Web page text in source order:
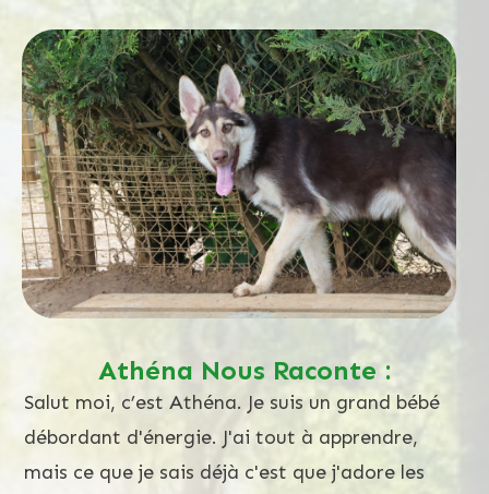
Athéna Nous Raconte :
Salut moi, c’est Athéna. Je suis un grand bébé
débordant d'énergie. J'ai tout à apprendre,
mais ce que je sais déjà c'est que j'adore les